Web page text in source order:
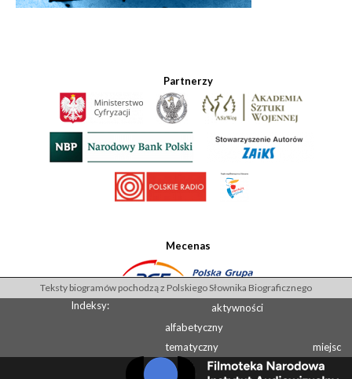
Partnerzy
Mecenas
Teksty biogramów pochodzą z Polskiego Słownika Biograficznego
Indeksy:
aktywności
alfabetyczny
tematyczny
miejsc